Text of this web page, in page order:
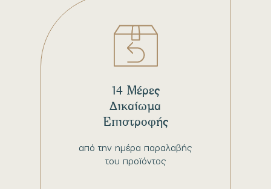
από την ημέρα παραλαβής
του προϊόντος
14 Μέρες
Δικαίωμα
Επιστροφής